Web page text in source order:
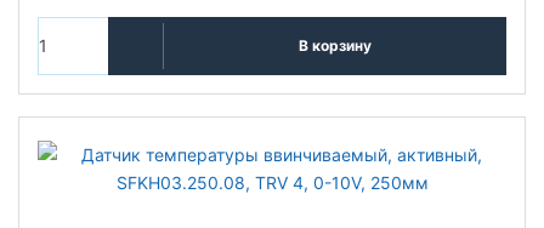
В корзину